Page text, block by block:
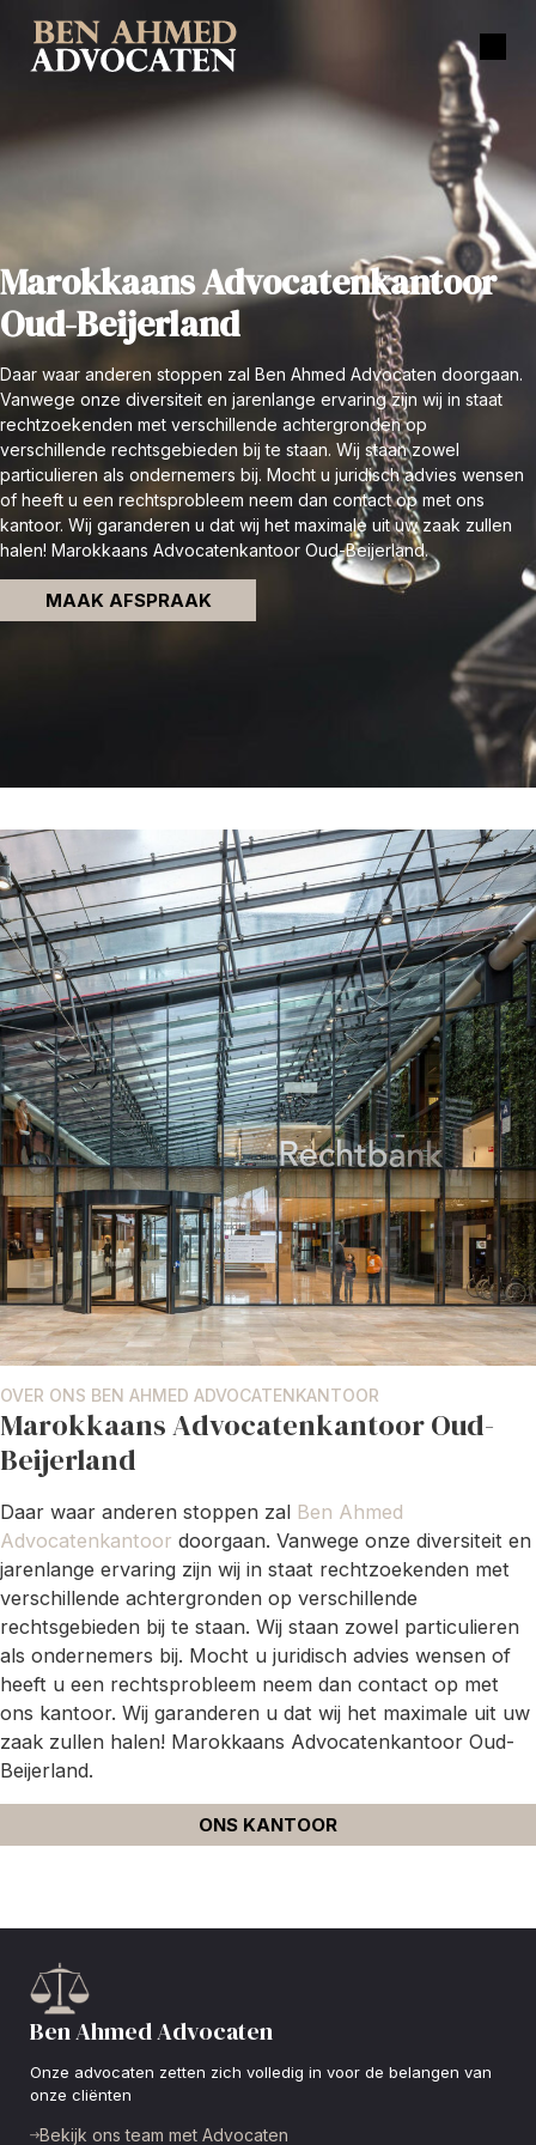
Marokkaans Advocatenkantoor
Oud-Beijerland
Daar waar anderen stoppen zal Ben Ahmed Advocaten doorgaan.
Vanwege onze diversiteit en jarenlange ervaring zijn wij in staat
rechtzoekenden met verschillende achtergronden op
verschillende rechtsgebieden bij te staan. Wij staan zowel
particulieren als ondernemers bij. Mocht u juridisch advies wensen
of heeft u een rechtsprobleem neem dan contact op met ons
kantoor. Wij garanderen u dat wij het maximale uit uw zaak zullen
halen! Marokkaans Advocatenkantoor Oud-Beijerland.
MAAK AFSPRAAK
OVER ONS BEN AHMED ADVOCATENKANTOOR
Marokkaans Advocatenkantoor Oud-
Beijerland
Daar waar anderen stoppen zal Ben Ahmed
Advocatenkantoor doorgaan. Vanwege onze diversiteit en
jarenlange ervaring zijn wij in staat rechtzoekenden met
verschillende achtergronden op verschillende
rechtsgebieden bij te staan. Wij staan zowel particulieren
als ondernemers bij. Mocht u juridisch advies wensen of
heeft u een rechtsprobleem neem dan contact op met
ons kantoor. Wij garanderen u dat wij het maximale uit uw
zaak zullen halen! Marokkaans Advocatenkantoor Oud-
Beijerland.
ONS KANTOOR
Ben Ahmed Advocaten
Onze advocaten zetten zich volledig in voor de belangen van
onze cliënten
Bekijk ons team met Advocaten